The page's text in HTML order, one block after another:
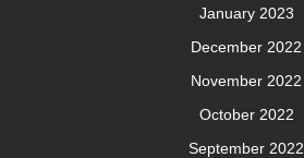
January 2023
December 2022
November 2022
October 2022
September 2022